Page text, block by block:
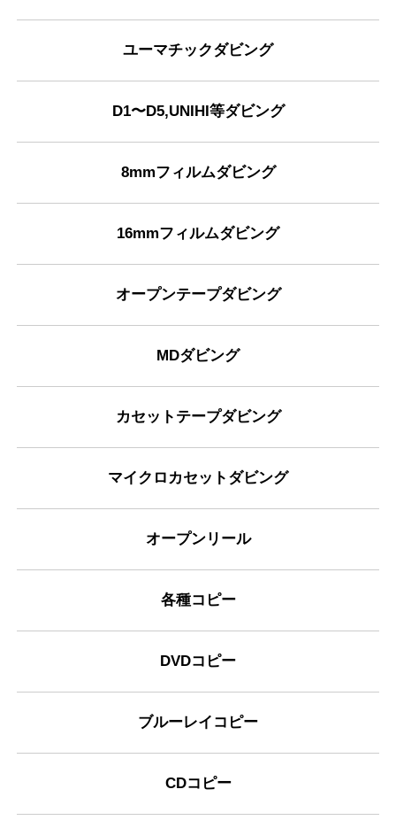
ユーマチックダビング
D1〜D5,UNIHI等ダビング
8mmフィルムダビング
16mmフィルムダビング
オープンテープダビング
MDダビング
カセットテープダビング
マイクロカセットダビング
オープンリール
各種コピー
DVDコピー
ブルーレイコピー
CDコピー